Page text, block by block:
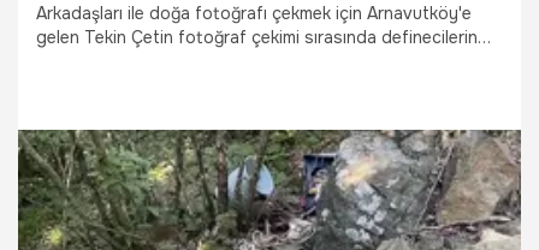
Arkadaşları ile doğa fotoğrafı çekmek için Arnavutköy'e
gelen Tekin Çetin fotoğraf çekimi sırasında definecilerin
20.08.2021 Gündem